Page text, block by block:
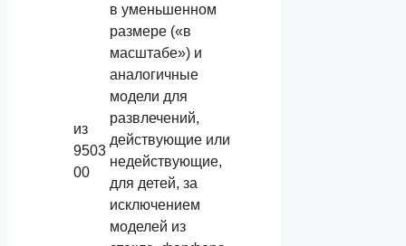
из
9503
00
в уменьшенном
размере («в
масштабе») и
аналогичные
модели для
развлечений,
действующие или
недействующие,
для детей, за
исключением
моделей из